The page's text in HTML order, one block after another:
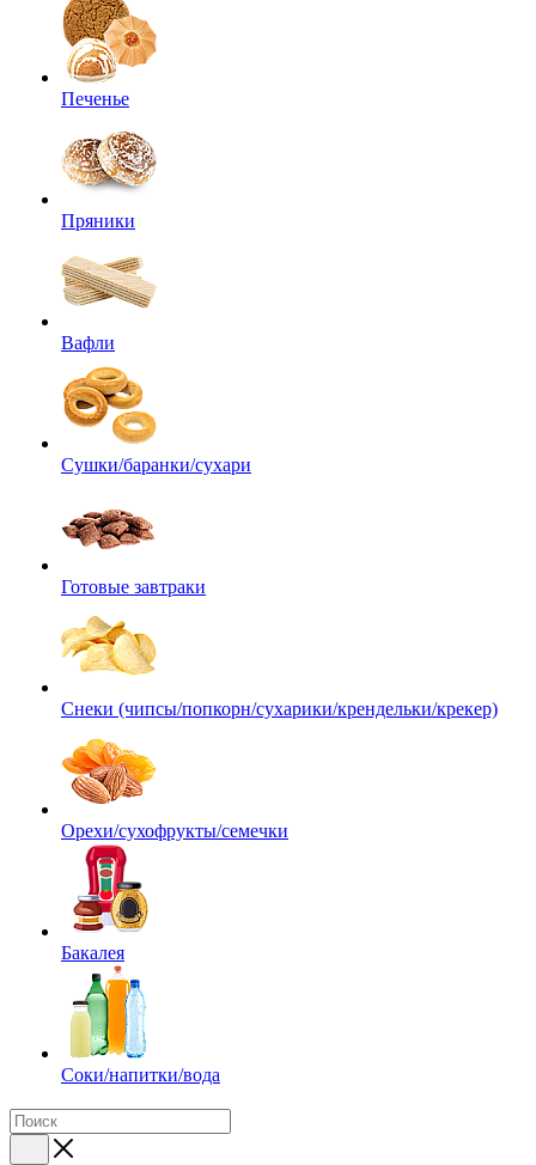
Печенье
Пряники
Вафли
Сушки/баранки/сухари
Готовые завтраки
Снеки (чипсы/попкорн/сухарики/крендельки/крекер)
Орехи/сухофрукты/семечки
Бакалея
Соки/напитки/вода